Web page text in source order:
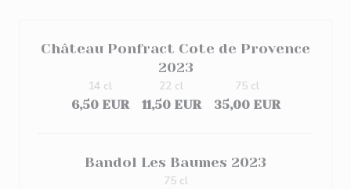
Château Ponfract Cote de Provence
2023
6,50 EUR
14 cl
11,50 EUR
22 cl
35,00 EUR
75 cl
Bandol Les Baumes 2023
75 cl